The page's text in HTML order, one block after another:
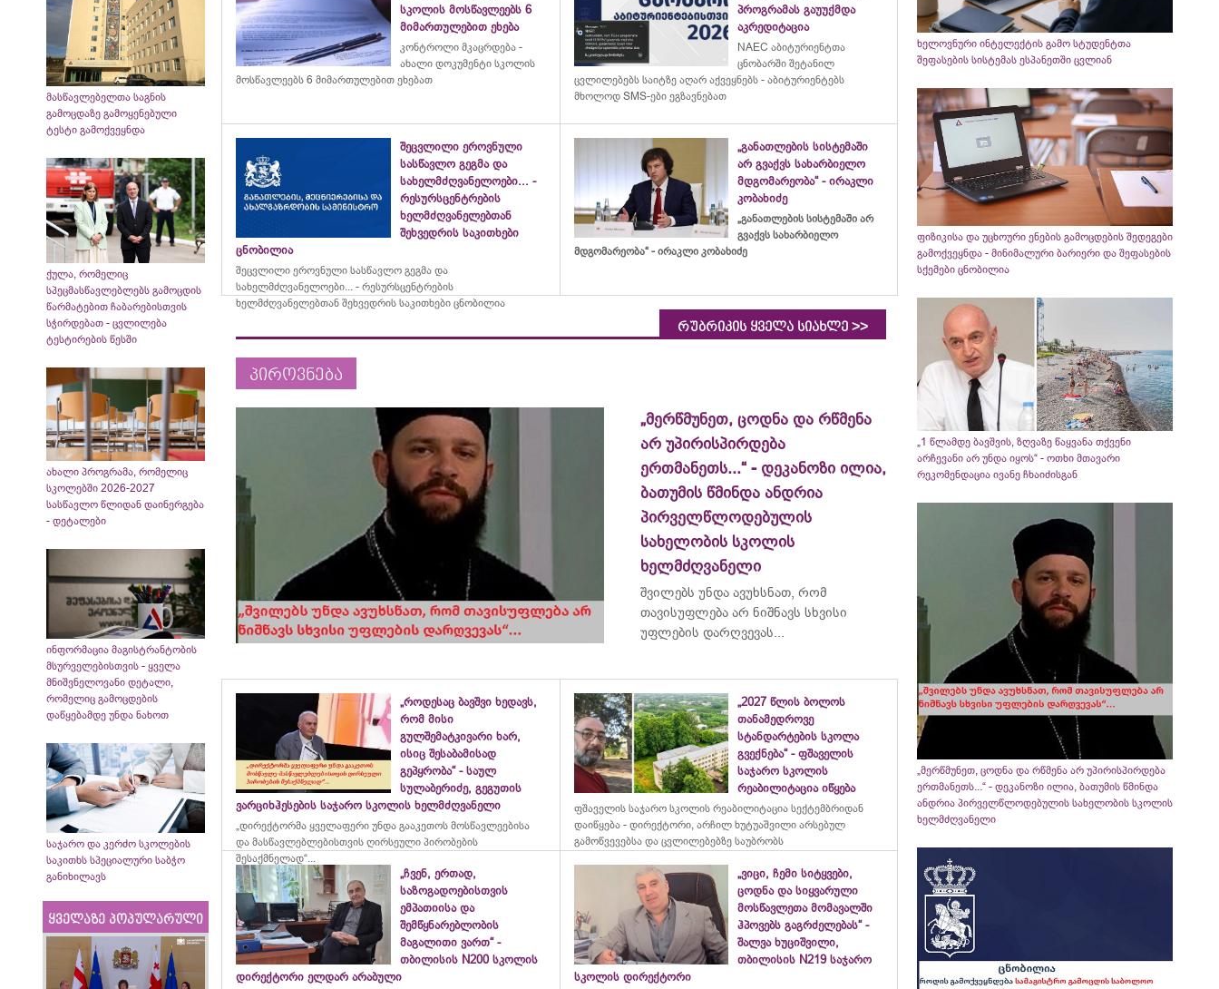
მასწავლებელთა საგნის
გამოცდაზე გამოყენებული
ტესტი გამოქვეყნდა
ქულა, რომელიც
სპეცმასწავლებლებს გამოცდის
წარმატებით ჩაბარებისთვის
სჭირდებათ - ცვლილება
ტესტირების წესში
ახალი პროგრამა, რომელიც
სკოლებში 2026-2027
სასწავლო წლიდან დაინერგება
- დეტალები
ინფორმაცია მაგისტრანტობის
მსურველებისთვის - ყველა
მნიშვნელოვანი დეტალი,
რომელიც გამოცდების
დაწყებამდე უნდა ნახოთ
საჯარო და კერძო სკოლების
საკითხს სპეციალური საბჭო
განიხილავს
ყველაზე პოპულარული
სკოლის მოსწავლეებს 6
მიმართულებით ეხება
კონტროლი მკაცრდება -
ახალი დოკუმენტი სკოლის
მოსწავლეებს 6 მიმართულებით ეხებათ
პროგრამას გაუუქმდა
აკრედიტაცია
NAEC აბიტურიენტთა
ცნობარში შეტანილ
ცვლილებებს საიტზე აღარ აქვეყნებს - აბიტურიენტებს
მხოლოდ SMS-ები ეგზავნებათ
შეცვლილი ეროვნული
სასწავლო გეგმა და
სახელმძღვანელოები... -
რესურსცენტრების
ხელმძღვანელებთან
შეხვედრის საკითხები
ცნობილია
შეცვლილი ეროვნული სასწავლო გეგმა და
სახელმძღვანელოები... - რესურსცენტრების
ხელმძღვანელებთან შეხვედრის საკითხები ცნობილია
„განათლების სისტემაში
არ გვაქვს სახარბიელო
მდგომარეობა“ - ირაკლი
კობახიძე
„განათლების სისტემაში არ
გვაქვს სახარბიელო
მდგომარეობა“ - ირაკლი კობახიძე
რუბრიკის ყველა სიახლე >>
პიროვნება
„მერწმუნეთ, ცოდნა და რწმენა
არ უპირისპირდება
ერთმანეთს...“ - დეკანოზი ილია,
ბათუმის წმინდა ანდრია
პირველწლოდებულის
სახელობის სკოლის
ხელმძღვანელი
შვილებს უნდა ავუხსნათ, რომ
თავისუფლება არ ნიშნავს სხვისი
უფლების დარღვევას...
„როდესაც ბავშვი ხედავს,
რომ მისი
გულშემატკივარი ხარ,
ისიც შესაბამისად
გეპყრობა“ - საულ
სულაბერიძე, გეგუთის
ვარციხჰესების საჯარო სკოლის ხელმძღვანელი
„დირექტორმა ყველაფერი უნდა გააკეთოს მოსწავლეებისა
და მასწავლებლებისთვის ღირსეული პირობების
შესაქმნელად“...
„2027 წლის ბოლოს
თანამედროვე
სტანდარტების სკოლა
გვექნება“ - ფშაველის
საჯარო სკოლის
რეაბილიტაცია იწყება
ფშაველის საჯარო სკოლის რეაბილიტაცია სექტემბრიდან
დაიწყება - დირექტორი, არჩილ ხუტუაშვილი არსებულ
გამოწვევებსა და ცვლილებებზე საუბრობს
„ჩვენ, ერთად,
საზოგადოებისთვის
ემპათიისა და
შემწყნარებლობის
მაგალითი ვართ“ -
თბილისის N200 სკოლის
დირექტორი ელდარ არაბული
„ვიცი, ჩემი სიტყვები,
ცოდნა და სიყვარული
მოსწავლეთა მომავალში
ჰპოვებს გაგრძელებას“ -
შალვა ხუციშვილი,
თბილისის N219 საჯარო
სკოლის დირექტორი
ხელოვნური ინტელექტის გამო სტუდენტთა
შეფასების სისტემას ესპანეთში ცვლიან
ფიზიკისა და უცხოური ენების გამოცდების შედეგები
გამოქვეყნდა - მინიმალური ბარიერი და შეფასების
სქემები ცნობილია
„1 წლამდე ბავშვის, ზღვაზე წაყვანა თქვენი
არჩევანი არ უნდა იყოს“ - ოთხი მთავარი
რეკომენდაცია ივანე ჩხაიძისგან
„მერწმუნეთ, ცოდნა და რწმენა არ უპირისპირდება
ერთმანეთს...“ - დეკანოზი ილია, ბათუმის წმინდა
ანდრია პირველწლოდებულის სახელობის სკოლის
ხელმძღვანელი